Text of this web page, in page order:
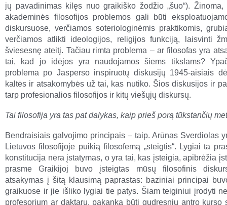
jų pavadinimas kilęs nuo graikiško žodžio „šuo“). Žinoma,
akademinės filosofijos problemos gali būti
diskursuose, verčiamos soteriologinėmis praktikomis,
verčiamos atlikti ideologijos, religijos funkciją, laisvinti
šviesesnę ateitį. Tačiau rimta problema – ar filosofas yra
tai, kad jo idėjos yra naudojamos šiems tikslams?
problema po Jasperso inspiruotų diskusijų 1945-aisiais
kaltės ir atsakomybės už tai, kas nutiko. Šios diskusijos ir
tarp profesionalios filosofijos ir kitų viešųjų diskursų.
Tai filosofija yra tas pat dalykas, kaip prieš porą tūkstančių
Bendraisiais galvojimo principais – taip. Arūnas Sverdiolas
Lietuvos filosofijoje puikią filosofemą „steigtis“. Lygiai ta
konstitucija nėra įstatymas, o yra tai, kas įsteigia, apibrėžia
prasme Graikijoj buvo įsteigtas mūsų filosofinis
atsakymas į šitą klausimą paprastas: baziniai principai
graikuose ir jie išliko lygiai tie patys. Šiam teiginiui įrodyti
profesorium ar daktaru, pakanka būti gudresniu antro kurso